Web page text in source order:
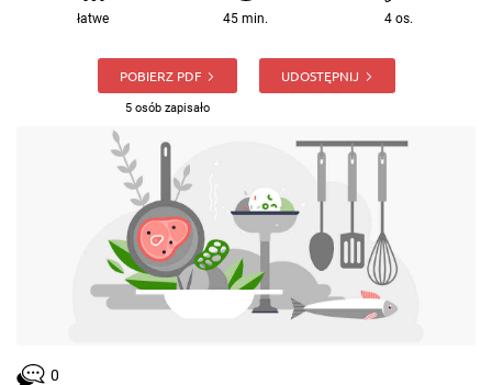
łatwe 45 min. 4 os.
POBIERZ PDF
5 osób zapisało
UDOSTĘPNIJ
0